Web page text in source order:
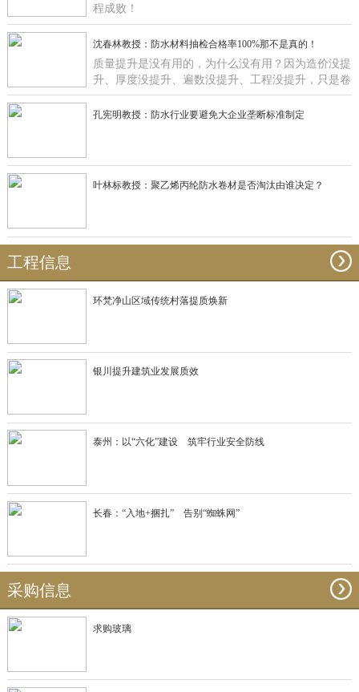
程成败！
沈春林教授：防水材料抽检合格率100%那不是真的！
质量提升是没有用的，为什么没有用？因为造价没提
升、厚度没提升、遍数没提升、工程没提升，只是卷
材在那里提升有什么用啊？
孔宪明教授：防水行业要避免大企业垄断标准制定
叶林标教授：聚乙烯丙纶防水卷材是否淘汰由谁决定？
工程信息
环梵净山区域传统村落提质焕新
银川提升建筑业发展质效
泰州：以“六化”建设 筑牢行业安全防线
长春：“入地+捆扎” 告别“蜘蛛网”
采购信息
求购玻璃